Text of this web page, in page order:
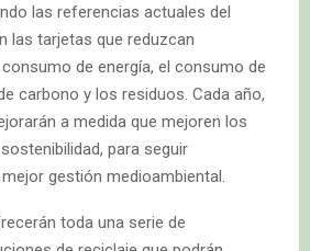
las referencias actuales del
las tarjetas que reduzcan
de energía, el consumo de
carbono y los residuos. Cada año,
a medida que mejoren los
para seguir
gestión medioambiental.
toda una serie de